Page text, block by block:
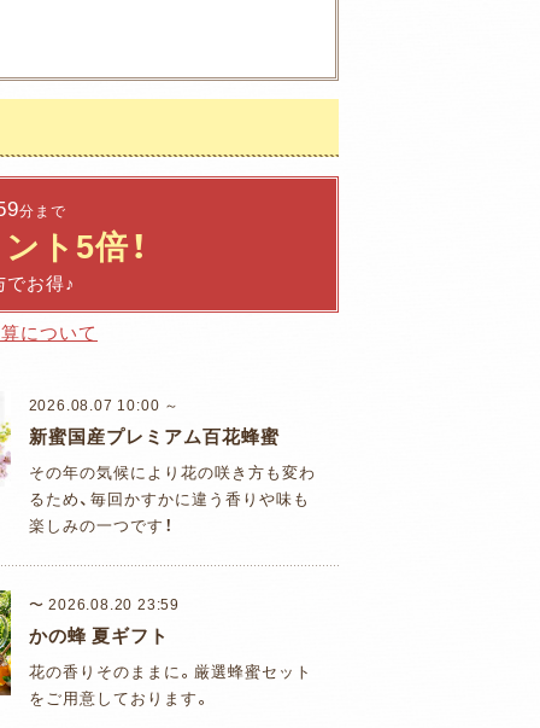
分まで
ト5倍！
お得♪
について
2026.08.07 10:00 ～
新蜜国産プレミアム百花蜂蜜
その年の気候により花の咲き方も変わ
るため、毎回かすかに違う香りや味も
楽しみの一つです！
〜 2026.08.20 23:59
かの蜂 夏ギフト
花の香りそのままに。厳選蜂蜜セット
をご用意しております。